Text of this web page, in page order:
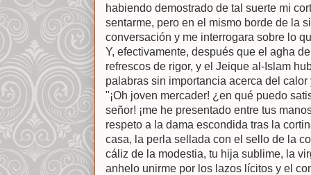
habiendo demostrado de tal suerte mi
sentarme, pero en el mismo borde de la
conversación y me interrogara sobre lo
Y, efectivamente, después que el agha
refrescos de rigor, y el Jeique al-Islam
palabras sin importancia acerca del
"¡Oh joven mercader! ¿en qué puedo
señor! ¡me he presentado entre tus
respeto a la dama escondida tras la
casa, la perla sellada con el sello de la
cáliz de la modestia, tu hija sublime, la
anhelo unirme por los lazos lícitos y el